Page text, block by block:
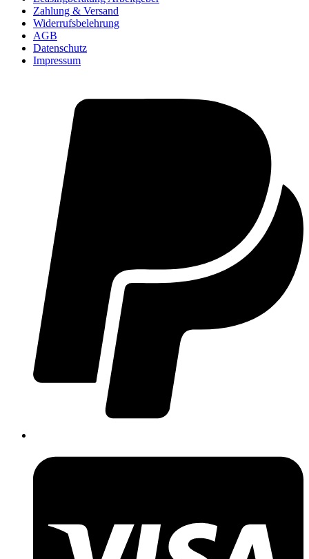
Zahlung & Versand
Widerrufsbelehrung
AGB
Datenschutz
Impressum